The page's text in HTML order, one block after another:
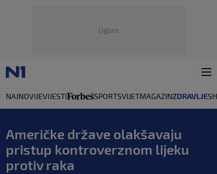
Oglas
NAJNOVIJEVIJESTI SPORTSVIJETMAGAZINZDRAVLJE
Američke države olakšavaju
pristup kontroverznom lijeku
protiv raka